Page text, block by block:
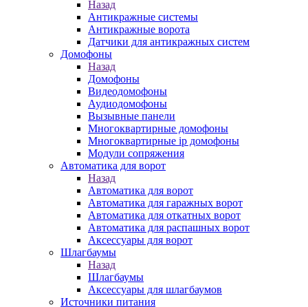
Назад
Антикражные системы
Антикражные ворота
Датчики для антикражных систем
Домофоны
Назад
Домофоны
Видеодомофоны
Аудиодомофоны
Вызывные панели
Многоквартирные домофоны
Многоквартирные ip домофоны
Модули сопряжения
Автоматика для ворот
Назад
Автоматика для ворот
Автоматика для гаражных ворот
Автоматика для откатных ворот
Автоматика для распашных ворот
Аксессуары для ворот
Шлагбаумы
Назад
Шлагбаумы
Аксессуары для шлагбаумов
Источники питания